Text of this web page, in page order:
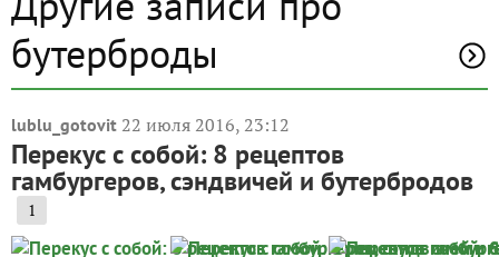
бутерброды
lublu_gotovit 22 июля 2016, 23:12
Перекус с собой: 8 рецептов
гамбургеров, сэндвичей и бутербродов
1